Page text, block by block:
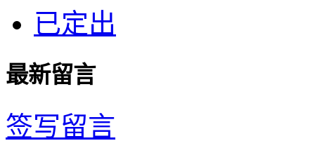
已定出
最新留言
签写留言